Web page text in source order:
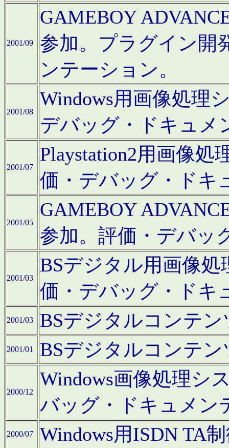
2001/09
GAMEBOY
参加。プラグイン開
ンテーション。
2001/08
Windows用画像処理
デバッグ・ドキュメ
2001/07
Playstation2用画像
価・デバッグ・ドキ
2001/05
GAMEBOY
参加。評価・デバッ
2001/03
BSデジタル用画像
価・デバッグ・ドキ
2001/03 BSデジタルコンテ
2001/01 BSデジタルコンテ
2000/12
Windows画像処理シ
バッグ・ドキュメン
2000/07 Windows用ISDN TA